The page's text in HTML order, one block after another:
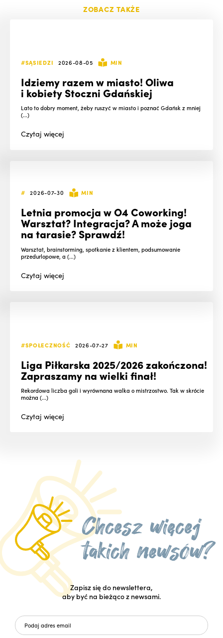
ZOBACZ TAKŻE
#SĄSIEDZI 2026-08-05 MIN
Idziemy razem w miasto! Oliwa
i kobiety Stoczni Gdańskiej
Lato to dobry moment, żeby ruszyć w miasto i poznać Gdańsk z mniej
(...)
Czytajwięcej
# 2026-07-30 MIN
Letnia promocja w O4 Coworking!
Warsztat? Integracja? A może joga
na tarasie? Sprawdź!
Warsztat, brainstorming, spotkanie z klientem, podsumowanie
przedurlopowe, a (...)
Czytajwięcej
#SPOŁECZNOŚĆ 2026-07-27 MIN
Liga Piłkarska 2025/2026 zakończona!
Zapraszamy na wielki finał!
Rekordowa liczba goli i wyrównana walka o mistrzostwo. Tak w skrócie
można (...)
Czytajwięcej
Zapisz się do newslettera,
aby być na bieżąco z newsami.